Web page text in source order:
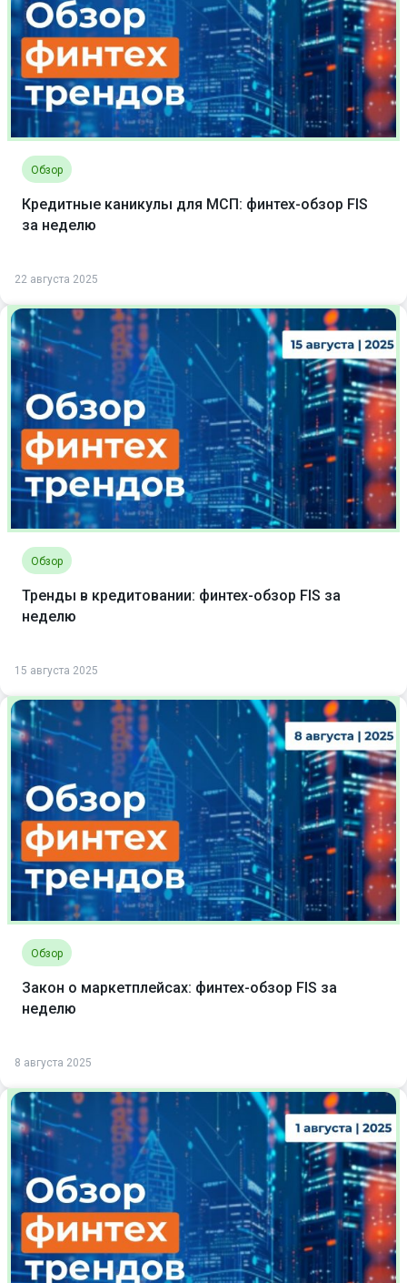
Обзор
Кредитные каникулы для МСП: финтех-обзор FIS
за неделю
22 августа 2025
Обзор
Тренды в кредитовании: финтех-обзор FIS за
неделю
15 августа 2025
Обзор
Закон о маркетплейсах: финтех-обзор FIS за
неделю
8 августа 2025